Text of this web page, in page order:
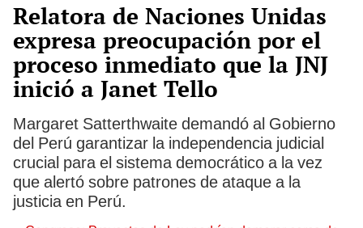
Relatora de Naciones Unidas
expresa preocupación por el
proceso inmediato que la JNJ
inició a Janet Tello
Margaret Satterthwaite demandó al Gobierno
del Perú garantizar la independencia judicial
crucial para el sistema democrático a la vez
que alertó sobre patrones de ataque a la
justicia en Perú.